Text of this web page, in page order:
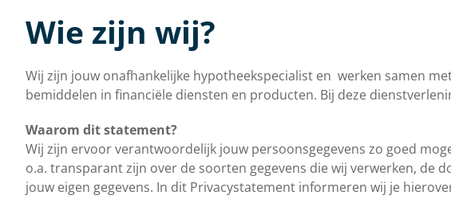
Wie zijn wij?
Wij zijn jouw onafhankelijke hypotheekspecialist en werken samen
bemiddelen in financiële diensten en producten. Bij deze
Waarom dit statement?
Wij zijn ervoor verantwoordelijk jouw persoonsgegevens zo goed
o.a. transparant zijn over de soorten gegevens die wij verwerken, de
jouw eigen gegevens. In dit Privacystatement informeren wij je